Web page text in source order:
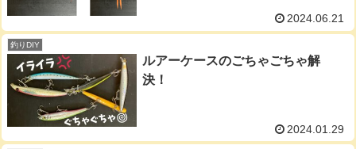
2024.06.21
釣りDIY
ルアーケースのごちゃごちゃ解
決！
2024.01.29